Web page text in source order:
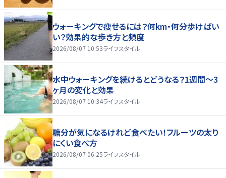
ウォーキングで痩せるには？何km・何分歩けばい
い？効果的な歩き方と頻度
2026/08/07 10:53ライフスタイル
水中ウォーキングを続けるとどうなる？1週間～3
ヶ月の変化と効果
2026/08/07 10:34ライフスタイル
糖分が気になるけれど食べたい！フルーツの太り
にくい食べ方
2026/08/07 06:25ライフスタイル